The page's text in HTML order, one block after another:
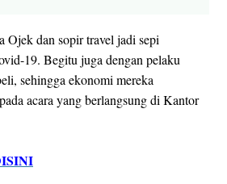
Ojek dan sopir travel jadi sepi
19. Begitu juga dengan pelaku
sehingga ekonomi mereka
acara yang berlangsung di Kantor